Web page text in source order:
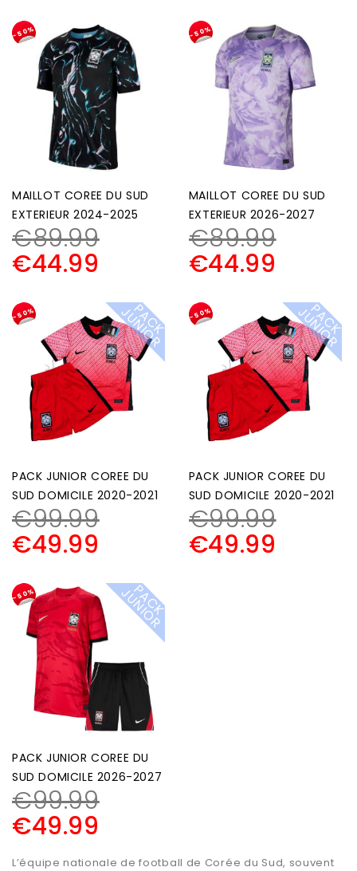
-50%
MAILLOT COREE DU SUD
EXTERIEUR 2024-2025
€89.99
€44.99
-50%
MAILLOT COREE DU SUD
EXTERIEUR 2026-2027
€89.99
€44.99
-50% P
A
C
K
J
U
N
I
O
R
PACK JUNIOR COREE DU
SUD DOMICILE 2020-2021
€99.99
€49.99
-50% P
A
C
K
J
U
N
I
O
R
PACK JUNIOR COREE DU
SUD DOMICILE 2020-2021
€99.99
€49.99
-50% P
A
C
K
J
U
N
I
O
R
PACK JUNIOR COREE DU
SUD DOMICILE 2026-2027
€99.99
€49.99
L’équipe nationale de football de Corée du Sud, souvent